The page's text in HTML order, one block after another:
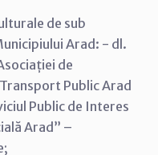
de sub
Arad: - dl.
de
Public Arad
Public de Interes
Arad” –